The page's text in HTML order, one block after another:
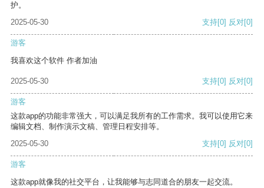
护。
2025-05-30
支持[0] 反对[0]
游客
我喜欢这个软件 作者加油
2025-05-30 支持[0] 反对[0]
游客
这款app的功能非常强大，可以满足我所有的工作需求。我可以使用它来
编辑文档、制作演示文稿、管理日程安排等。
2025-05-30
支持[0] 反对[0]
游客
这款app就像我的社交平台，让我能够与志同道合的朋友一起交流。